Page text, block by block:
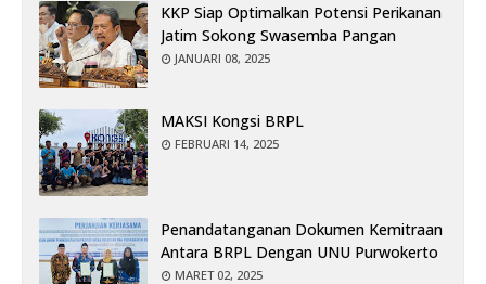
KKP Siap Optimalkan Potensi Perikanan
Jatim Sokong Swasemba Pangan
JANUARI 08, 2025
MAKSI Kongsi BRPL
FEBRUARI 14, 2025
Penandatanganan Dokumen Kemitraan
Antara BRPL Dengan UNU Purwokerto
MARET 02, 2025